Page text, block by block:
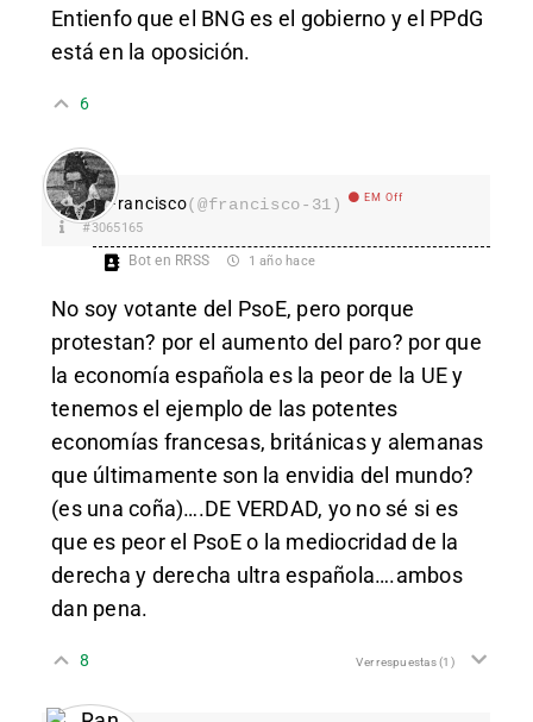
Entienfo que el BNG es el gobierno y el PPdG
está en la oposición.
6
Francisco(@francisco-31) EM Off
#3065165
Bot en RRSS 1 año hace
No soy votante del PsoE, pero porque
protestan? por el aumento del paro? por que
la economía española es la peor de la UE y
tenemos el ejemplo de las potentes
economías francesas, británicas y alemanas
que últimamente son la envidia del mundo?
(es una coña)….DE VERDAD, yo no sé si es
que es peor el PsoE o la mediocridad de la
derecha y derecha ultra española….ambos
dan pena.
8 Ver respuestas(1)